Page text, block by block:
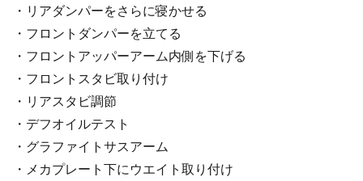
・リアダンパーをさらに寝かせる
・フロントダンパーを立てる
・フロントアッパーアーム内側を下げる
・フロントスタビ取り付け
・リアスタビ調節
・デフオイルテスト
・グラファイトサスアーム
・メカプレート下にウエイト取り付け